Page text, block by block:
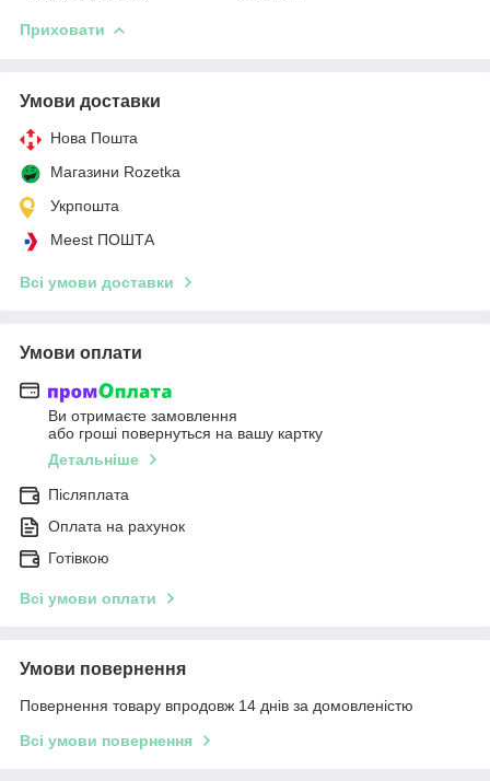
Приховати
Умови доставки
Нова Пошта
Магазини Rozetka
Укрпошта
Meest ПОШТА
Всі умови доставки
Умови оплати
Ви отримаєте замовлення
або гроші повернуться на вашу картку
Детальніше
Післяплата
Оплата на рахунок
Готівкою
Всі умови оплати
Умови повернення
Повернення товару впродовж 14 днів за домовленістю
Всі умови повернення